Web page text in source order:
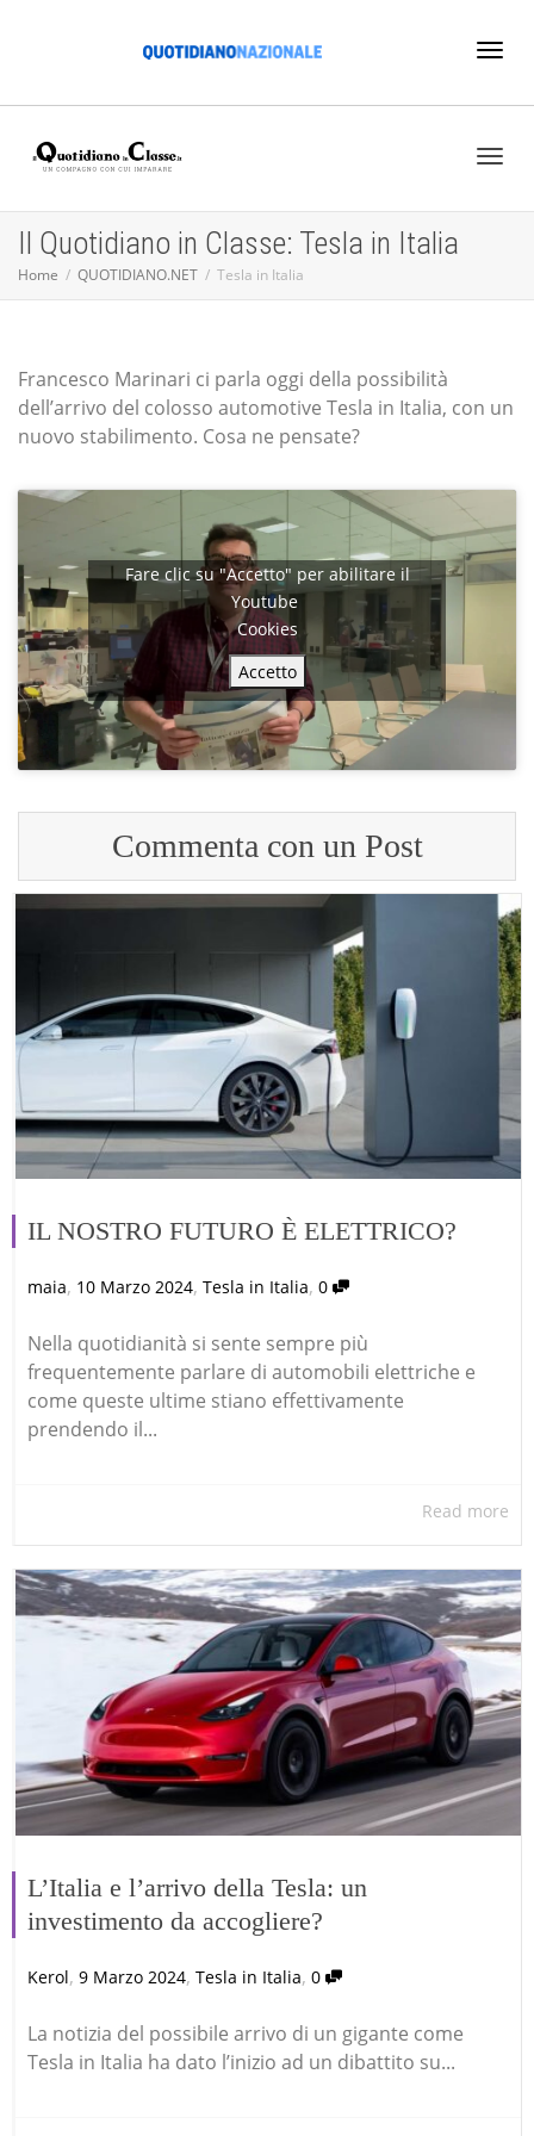
Il Quotidiano in Classe: Tesla in Italia
Home QUOTIDIANO.NET Tesla in Italia
Francesco Marinari ci parla oggi della possibilità
dell’arrivo del colosso automotive Tesla in Italia, con un
nuovo stabilimento. Cosa ne pensate?
Fare clic su "Accetto" per abilitare il
Youtube
Cookies
Accetto
Commenta con un Post
IL NOSTRO FUTURO È ELETTRICO?
maia, 10 Marzo 2024, Tesla in Italia, 0
Nella quotidianità si sente sempre più
frequentemente parlare di automobili elettriche e
come queste ultime stiano effettivamente
prendendo il...
Read more
L’Italia e l’arrivo della Tesla: un
investimento da accogliere?
Kerol, 9 Marzo 2024, Tesla in Italia, 0
La notizia del possibile arrivo di un gigante come
Tesla in Italia ha dato l’inizio ad un dibattito su...